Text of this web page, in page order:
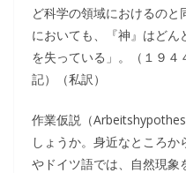
ど科学の領域におけるの
においても、『神』はど
を失っている」。（１９４
記）（私訳）
作業仮説（
しょうか。身近なところ
やドイツ語では、自然現象